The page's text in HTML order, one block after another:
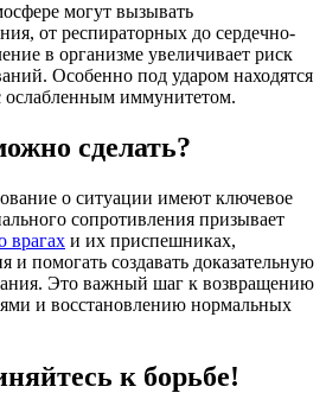
могут вызывать
от респираторных до сердечно-
в организме увеличивает риск
Особенно под ударом находятся
иммунитетом.
сделать?
о ситуации имеют ключевое
сопротивления призывает
врагах и их приспешниках,
и помогать создавать доказательную
Это важный шаг к возвращению
и восстановлению нормальных
к борьбе!